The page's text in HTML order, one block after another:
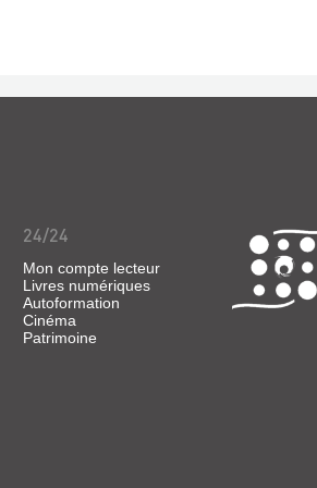
24/24
Mon compte lecteur
Livres numériques
Autoformation
Cinéma
Patrimoine